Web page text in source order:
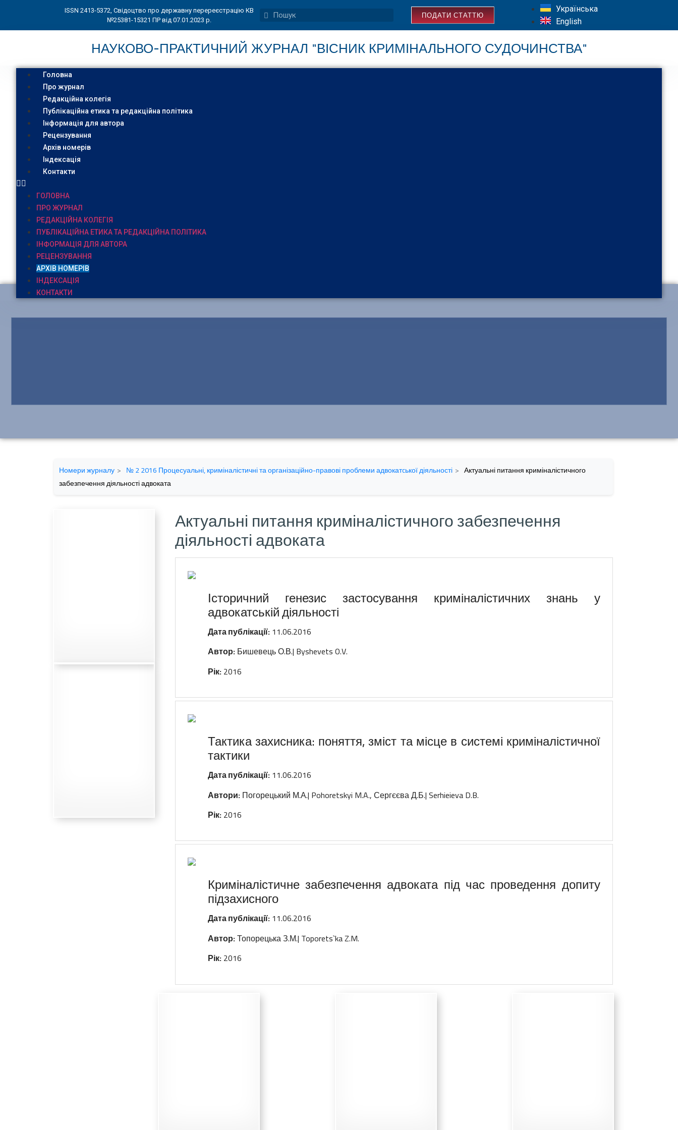
ISSN 2413-5372, Свідоцтво про державну перереєстрацію КВ
№25381-15321 ПР від 07.01.2023 р.
ПОДАТИ СТАТТЮ
Українська
English
НАУКОВО-ПРАКТИЧНИЙ ЖУРНАЛ "ВІСНИК КРИМІНАЛЬНОГО СУДОЧИНСТВА"
Головна
Про журнал
Редакційна колегія
Публікаційна етика та редакційна політика
Інформація для автора
Рецензування
Архів номерів
Індексація
Контакти
ГОЛОВНА
ПРО ЖУРНАЛ
РЕДАКЦІЙНА КОЛЕГІЯ
ПУБЛІКАЦІЙНА ЕТИКА ТА РЕДАКЦІЙНА ПОЛІТИКА
ІНФОРМАЦІЯ ДЛЯ АВТОРА
РЕЦЕНЗУВАННЯ
АРХІВ НОМЕРІВ
ІНДЕКСАЦІЯ
КОНТАКТИ
Номери журналу № 2 2016 Процесуальні, криміналістичні та організаційно-правові проблеми адвокатcької діяльності
Актуальні питання криміналістичного
забезпечення діяльності адвоката
Актуальні питання криміналістичного забезпечення
діяльності адвоката
Історичний генезис застосування криміналістичних знань у
адвокатській діяльності
Дата публікації:11.06.2016
Автор:Бишевець О.В.| Byshevets O.V.
Рік:2016
Тактика захисника: поняття, зміст та місце в системі криміналістичної
тактики
Дата публікації:11.06.2016
Автори:Погорецький М.А.| Pohoretskyi M.A.,Сергєєва Д.Б.| Serhieieva D.B.
Рік:2016
Криміналістичне забезпечення адвоката під час проведення допиту
підзахисного
Дата публікації:11.06.2016
Автор:Топорецька З.М.| Toporets`ka Z.M.
Рік:2016